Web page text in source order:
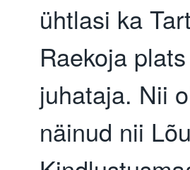
ühtlasi ka
Raekoja
juhataja. Nii
näinud nii